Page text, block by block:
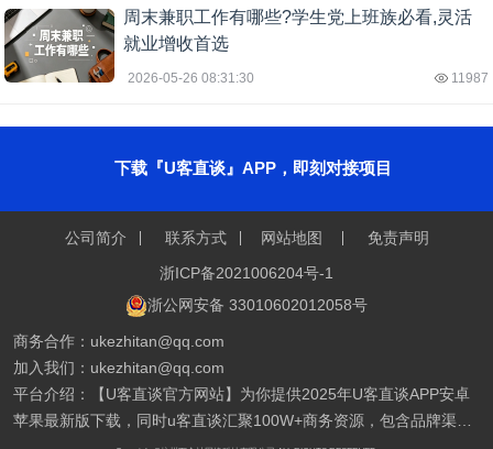
周末兼职工作有哪些?学生党上班族必看,灵活
就业增收首选
2026-05-26 08:31:30 11987
下载『U客直谈』APP，即刻对接项目
公司简介 联系方式 网站地图
免责声明
浙ICP备2021006204号-1
浙公网安备 33010602012058号
商务合作：ukezhitan@qq.com
加入我们：ukezhitan@qq.com
平台介绍：【U客直谈官方网站】为你提供2025年U客直谈APP安卓
苹果最新版下载，同时u客直谈汇聚100W+商务资源，包含品牌渠